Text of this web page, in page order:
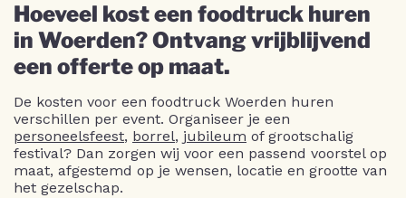
Hoeveel kost een foodtruck huren
in Woerden? Ontvang vrijblijvend
een offerte op maat.
De kosten voor een foodtruck Woerden huren
verschillen per event. Organiseer je een
personeelsfeest, borrel, jubileum of grootschalig
festival? Dan zorgen wij voor een passend voorstel op
maat, afgestemd op je wensen, locatie en grootte van
het gezelschap.